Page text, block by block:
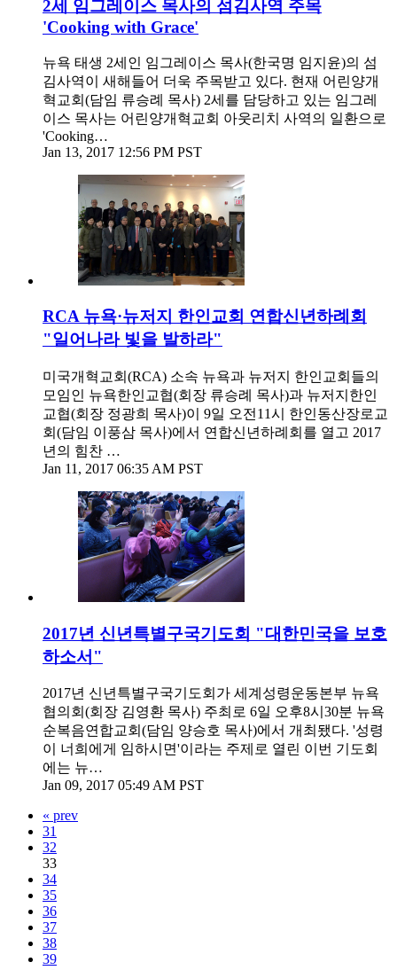
2세 임그레이스 목사의 섬김사역 주목
'Cooking with Grace'
뉴욕 태생 2세인 임그레이스 목사(한국명 임지윤)의 섬
김사역이 새해들어 더욱 주목받고 있다. 현재 어린양개
혁교회(담임 류승례 목사) 2세를 담당하고 있는 임그레
이스 목사는 어린양개혁교회 아웃리치 사역의 일환으로
'Cooking…
Jan 13, 2017 12:56 PM PST
RCA 뉴욕·뉴저지 한인교회 연합신년하례회
"일어나라 빛을 발하라"
미국개혁교회(RCA) 소속 뉴욕과 뉴저지 한인교회들의
모임인 뉴욕한인교협(회장 류승례 목사)과 뉴저지한인
교협(회장 정광희 목사)이 9일 오전11시 한인동산장로교
회(담임 이풍삼 목사)에서 연합신년하례회를 열고 2017
년의 힘찬 …
Jan 11, 2017 06:35 AM PST
2017년 신년특별구국기도회 "대한민국을 보호
하소서"
2017년 신년특별구국기도회가 세계성령운동본부 뉴욕
협의회(회장 김영환 목사) 주최로 6일 오후8시30분 뉴욕
순복음연합교회(담임 양승호 목사)에서 개최됐다. '성령
이 너희에게 임하시면'이라는 주제로 열린 이번 기도회
에는 뉴…
Jan 09, 2017 05:49 AM PST
« prev
31
32
33
34
35
36
37
38
39